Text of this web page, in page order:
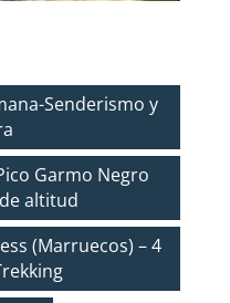
Senderismo y
Garmo Negro
altitud
(Marruecos) – 4